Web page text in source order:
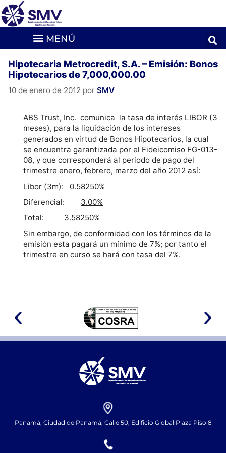
Hipotecaria Metrocredit, S.A. – Emisión: Bonos
Hipotecarios de 7,000,000.00
10 de enero de 2012 por SMV
ABS Trust, Inc. comunica la tasa de interés LIBOR (3
meses), para la liquidación de los intereses
generados en virtud de Bonos Hipotecarios, la cual
se encuentra garantizada por el Fideicomiso FG-013-
08, y que corresponderá al periodo de pago del
trimestre enero, febrero, marzo del año 2012 así:
Libor (3m): 0.58250%
Diferencial: 3.00%
Total: 3.58250%
Sin embargo, de conformidad con los términos de la
emisión esta pagará un mínimo de 7%; por tanto el
trimestre en curso se hará con tasa del 7%.
Panamá, Ciudad de Panamá, Calle 50, Edificio Global Plaza Piso 8